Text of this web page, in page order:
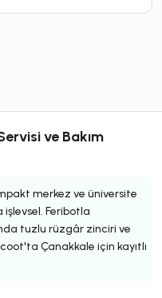
ve Bakım
merkez ve üniversite
Feribotla
tuzlu rüzgâr zinciri ve
Çanakkale için kayıtlı